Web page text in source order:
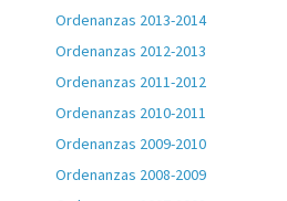
Ordenanzas 2013-2014
Ordenanzas 2012-2013
Ordenanzas 2011-2012
Ordenanzas 2010-2011
Ordenanzas 2009-2010
Ordenanzas 2008-2009